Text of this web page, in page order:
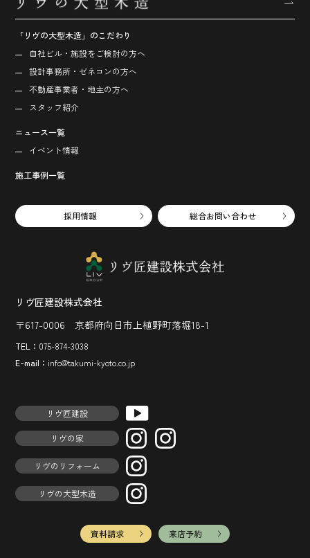
「リヴの大型木造」のこだわり
自社ビル・施設をご検討の方へ
設計事務所・ゼネコンの方へ
不動産事業者・地主の方へ
スタッフ紹介
ニュース一覧
イベント情報
施工事例一覧
採用情報 総合お問い合わせ
リヴ匠建設株式会社
〒617-0006 京都府向日市上植野町落堀18-1
TEL： 075-874-3038
E-mail： info@takumi-kyoto.co.jp
リヴ匠建設
リヴの家
リヴのリフォーム
リヴの大型木造
資料請求 来店予約